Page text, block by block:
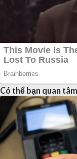
Có thể bạn quan tâm